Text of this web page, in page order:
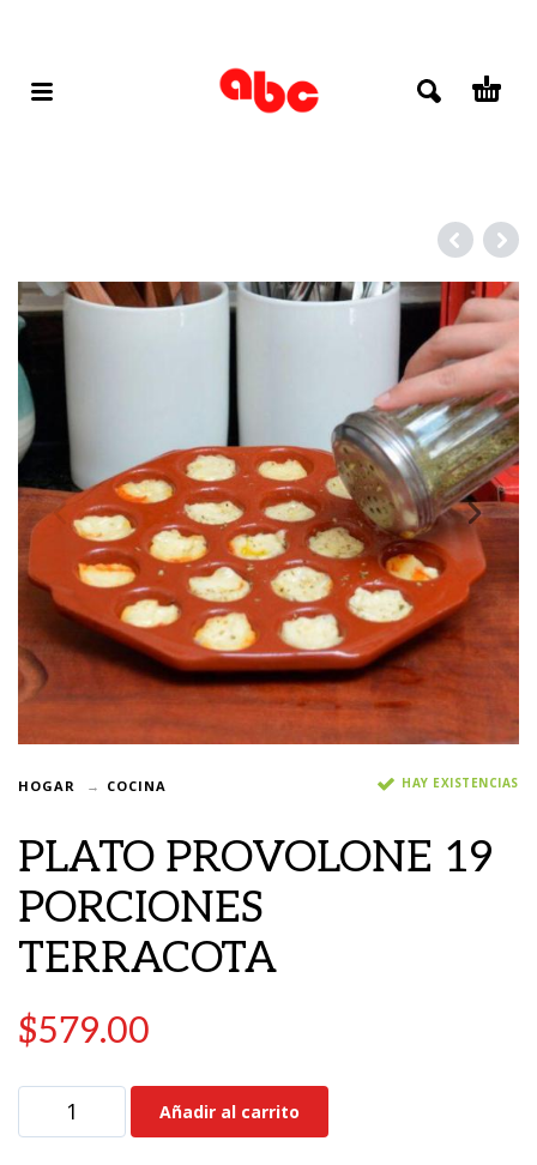
HOGAR COCINA HAY EXISTENCIAS
PLATO PROVOLONE 19
PORCIONES
TERRACOTA
$579.00
Añadir al carrito